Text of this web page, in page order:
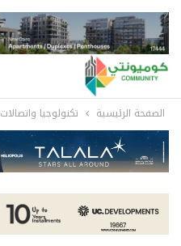
الصفحة الرئيسية تكنولوجيا واتصالات